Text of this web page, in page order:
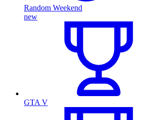
Random Weekend
new
GTA V